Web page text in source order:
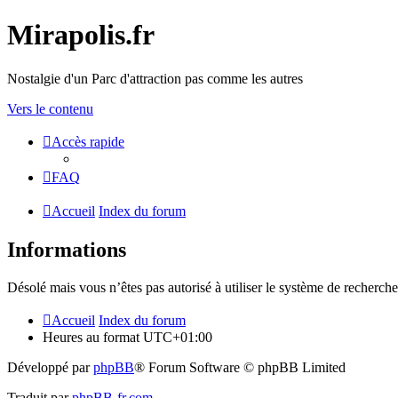
Mirapolis.fr
Nostalgie d'un Parc d'attraction pas comme les autres
Vers le contenu
Accès rapide
FAQ
Accueil Index du forum
Informations
Désolé mais vous n’êtes pas autorisé à utiliser le système de
Accueil Index du forum
Heures au format UTC+01:00
Développé parphpBB® Forum Software © phpBB Limited